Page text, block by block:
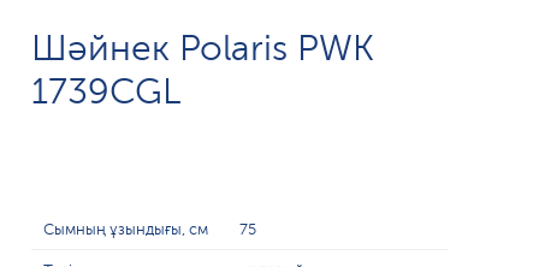
Шәйнек Polaris PWK
1739CGL
Сымның ұзындығы, см 75